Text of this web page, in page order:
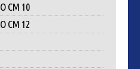
CM 10
CM 12